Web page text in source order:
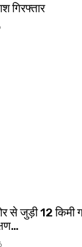
गिरफ्तार
से जुड़ी 12 किमी